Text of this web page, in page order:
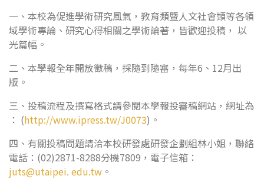
一、本校為促進學術研究風氣，教育類暨人文社會類等各領
域學術專論、研究心得相關之學術論著，皆歡迎投稿， 以
光篇幅。
二、本學報全年開放徵稿，採隨到隨審，每年6、12月出
版。
三、投稿流程及撰寫格式請參閱本學報投審稿網站，網址為
： (http://www.ipress.tw/J0073)。
四、有關投稿問題請洽本校研發處研發企劃組林小姐，聯絡
電話：(02)2871-8288分機7809，電子信箱：
juts@utaipei. edu.tw 。